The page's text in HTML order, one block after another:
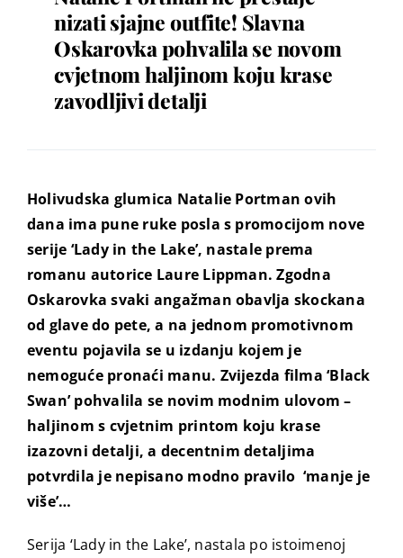
nizati sjajne outfite! Slavna
Oskarovka pohvalila se novom
cvjetnom haljinom koju krase
zavodljivi detalji
Holivudska glumica Natalie Portman ovih
dana ima pune ruke posla s promocijom nove
serije ‘Lady in the Lake’, nastale prema
romanu autorice Laure Lippman. Zgodna
Oskarovka svaki angažman obavlja skockana
od glave do pete, a na jednom promotivnom
eventu pojavila se u izdanju kojem je
nemoguće pronaći manu. Zvijezda filma ‘Black
Swan’ pohvalila se novim modnim ulovom –
haljinom s cvjetnim printom koju krase
izazovni detalji, a decentnim detaljima
potvrdila je nepisano modno pravilo ‘manje je
više’…
Serija ‘Lady in the Lake’, nastala po istoimenoj